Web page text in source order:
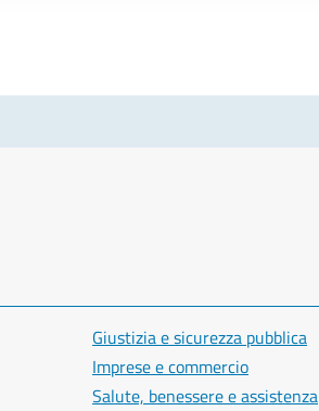
Giustizia e sicurezza pubblica
Imprese e commercio
Salute, benessere e assistenza